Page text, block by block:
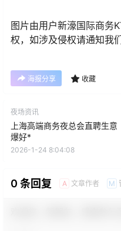
图片由用户新濠国际商务
海报分享 收藏
上海高端商务夜总会直聘生意
爆好*